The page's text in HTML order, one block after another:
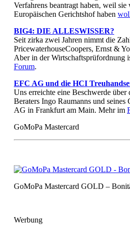
Verfahrens beantragt haben, weil
Europäischen Gerichtshof haben
BIG4: DIE ALLESWISSER?
Seit zirka zwei Jahren nimmt die
PricewaterhouseCoopers, Ernst &
Aber in der Wirtschaftsprüfordnung
Forum.
EFC AG und die HCI
Uns erreichte eine Beschwerde
Beraters Ingo Raumanns und
AG in Frankfurt am Main. Mehr im
GoMoPa Mastercard
GoMoPa Mastercard GOLD –
Werbung